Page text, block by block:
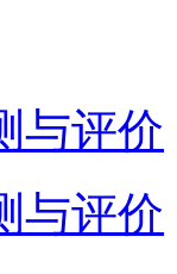
与评价
与评价